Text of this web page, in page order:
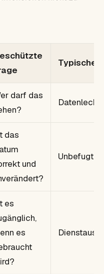
Typischer
darf das
Datenleck
das
und
Unbefugte
es
es